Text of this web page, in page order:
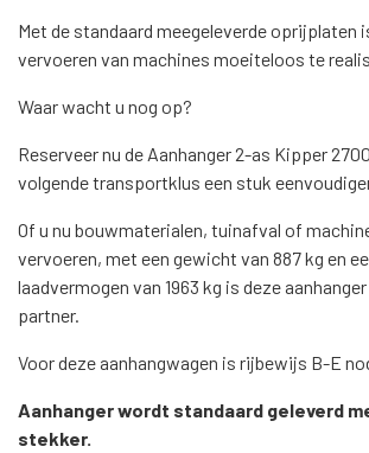
Met de standaard meegeleverde oprijplaten
vervoeren van machines moeiteloos te
Waar wacht u nog op?
Reserveer nu de Aanhanger 2-as Kipper
volgende transportklus een stuk
Of u nu bouwmaterialen, tuinafval of
vervoeren, met een gewicht van 887 kg en
laadvermogen van 1963 kg is deze
partner.
Voor deze aanhangwagen is rijbewijs B-E
Aanhanger wordt standaard geleverd
stekker.